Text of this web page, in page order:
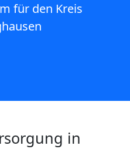
für den Kreis
in